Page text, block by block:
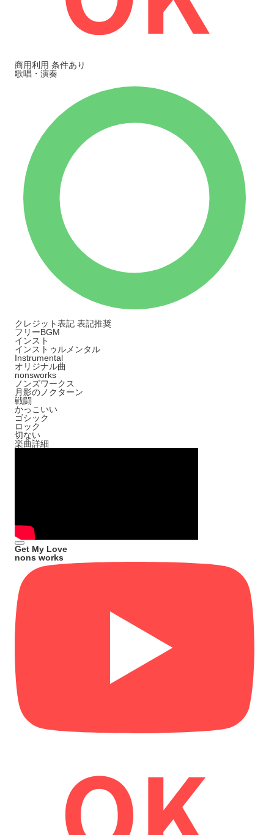
商用利用 条件あり
歌唱・演奏
クレジット表記 表記推奨
フリーBGM
インスト
インストゥルメンタル
Instrumental
オリジナル曲
nonsworks
ノンズワークス
月影のノクターン
戦闘
かっこいい
ゴシック
ロック
切ない
楽曲詳細
Get My Love
nons works